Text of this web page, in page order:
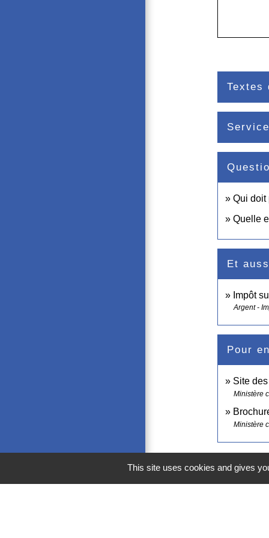
Textes
Qui doit
Quelle
Et
Impôt
Argent -
Pour
Site
Ministère
Ministère
This site uses cookies and gives